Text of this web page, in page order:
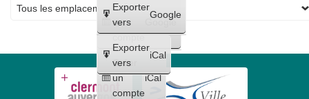
arts
concert
Créer
un
compte
Google
Créer
un
compte
iCal
Exporter
vers
Google
Exporter
vers
iCal